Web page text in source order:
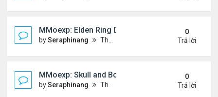
MMoexp: Elden Ring DLC: Investigating the Giant
bySeraphinang Thứ 3 Tháng 11 26, 2024 7:47 pm
0
Trả lời
MMoexp: Skull and Bones Season 3: An Exciting
bySeraphinang Thứ 3 Tháng 11 26, 2024 7:46 pm
0
Trả lời